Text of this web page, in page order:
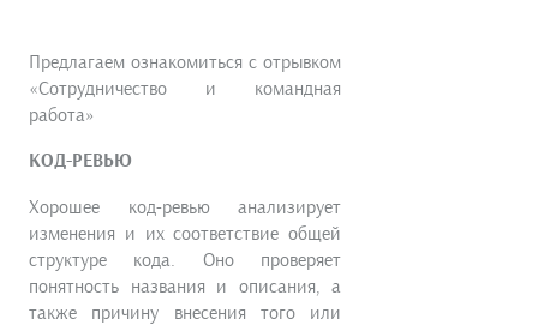
Предлагаем ознакомиться с отрывком
«Сотрудничество и командная
работа»
КОД-РЕВЬЮ
Хорошее код-ревью анализирует
изменения и их соответствие общей
структуре кода. Оно проверяет
понятность названия и описания, а
также причину внесения того или